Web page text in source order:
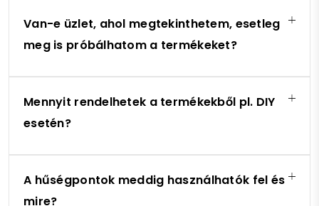
Van-e üzlet, ahol megtekinthetem, esetleg
meg is próbálhatom a termékeket?
Mennyit rendelhetek a termékekből pl. DIY
esetén?
A hűségpontok meddig használhatók fel és
mire?